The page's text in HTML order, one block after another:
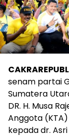
senam partai
Sumatera
DR. H. Musa
Anggota
kepada dr.